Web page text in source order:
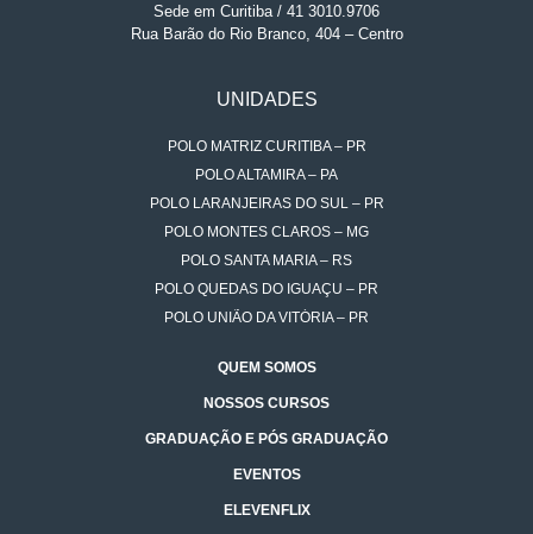
Sede em Curitiba / 41 3010.9706
Rua Barão do Rio Branco, 404 – Centro
UNIDADES
POLO MATRIZ CURITIBA – PR
POLO ALTAMIRA – PA
POLO LARANJEIRAS DO SUL – PR
POLO MONTES CLAROS – MG
POLO SANTA MARIA – RS
POLO QUEDAS DO IGUAÇU – PR
POLO UNIÃO DA VITÓRIA – PR
QUEM SOMOS
NOSSOS CURSOS
GRADUAÇÃO E PÓS GRADUAÇÃO
EVENTOS
ELEVENFLIX